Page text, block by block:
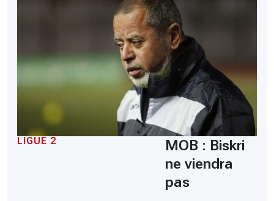
LIGUE 2
MOB : Biskri
ne viendra
pas